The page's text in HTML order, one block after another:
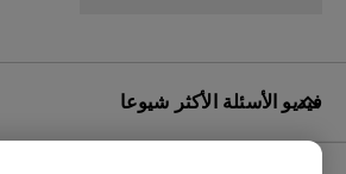
فيديو الأسئلة الأكثر شيوعا